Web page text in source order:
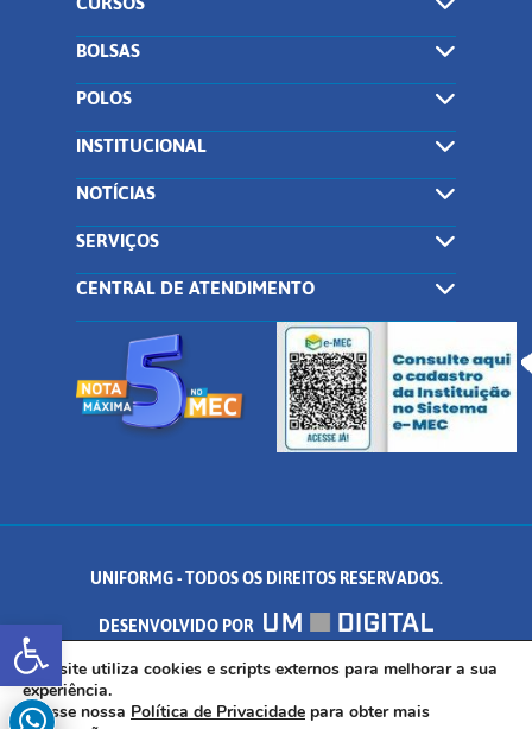
Abrir a barra de ferramentas
BOLSAS
POLOS
INSTITUCIONAL
NOTÍCIAS
SERVIÇOS
CENTRAL DE ATENDIMENTO
UNIFORMG - TODOS OS DIREITOS RESERVADOS.
DESENVOLVIDO POR
AV. DR. ARNALDO DE SENNA, 328 - PALMEIRAS, FORMIGA/MG - CEP:
35.574.530
Este site utiliza cookies e scripts externos para melhorar a sua
experiência.
Acesse nossa Política de Privacidade para obter mais